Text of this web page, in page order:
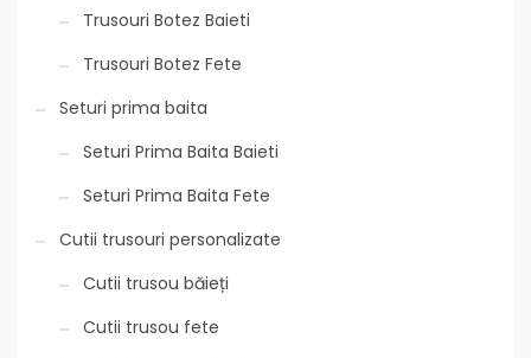
Trusouri Botez Baieti
Trusouri Botez Fete
Seturi prima baita
Seturi Prima Baita Baieti
Seturi Prima Baita Fete
Cutii trusouri personalizate
Cutii trusou băieți
Cutii trusou fete